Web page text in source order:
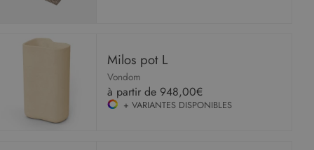
Milos pot L
Vondom
à partir de 948,00€
+ VARIANTES DISPONIBLES